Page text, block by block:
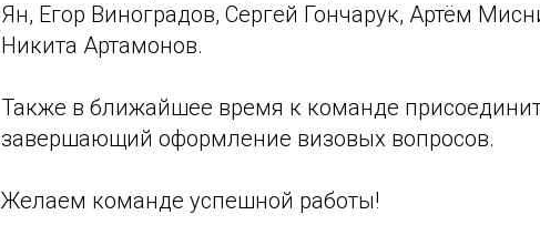
Ян, Егор Виноградов, Сергей Гончарук, Артём
Никита Артамонов.
Также в ближайшее время к команде
завершающий оформление визовых вопросов.
Желаем команде успешной работы!